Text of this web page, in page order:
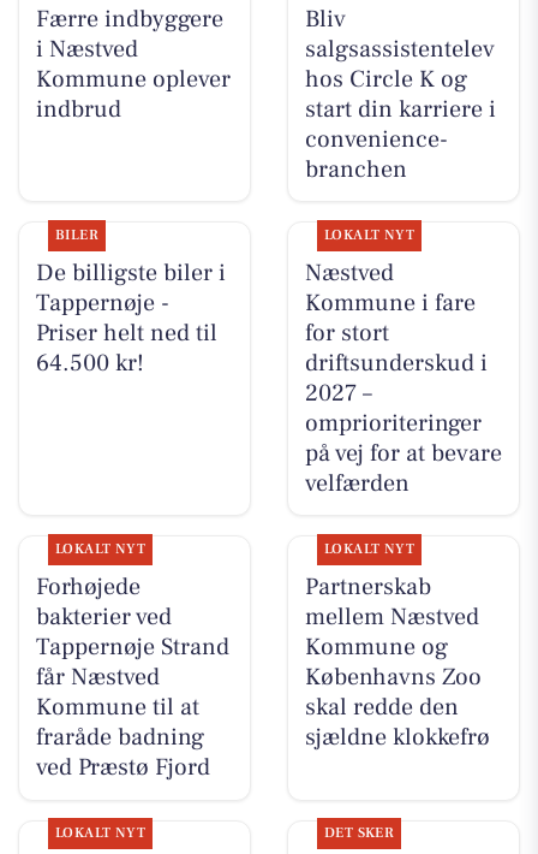
Færre indbyggere
i Næstved
Kommune oplever
indbrud
Bliv
salgsassistentelev
hos Circle K og
start din karriere i
convenience-
branchen
BILER
De billigste biler i
Tappernøje -
Priser helt ned til
64.500 kr!
LOKALT NYT
Næstved
Kommune i fare
for stort
driftsunderskud i
2027 –
omprioriteringer
på vej for at bevare
velfærden
LOKALT NYT
Forhøjede
bakterier ved
Tappernøje Strand
får Næstved
Kommune til at
fraråde badning
ved Præstø Fjord
LOKALT NYT
Partnerskab
mellem Næstved
Kommune og
Københavns Zoo
skal redde den
sjældne klokkefrø
LOKALT NYT DET SKER